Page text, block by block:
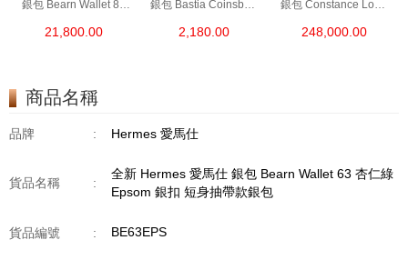
銀包 Bearn Wallet 89
短身抽帶款銀包
21,800.00
銀包 Bastia Coinsbag
零錢包
2,180.00
銀包 Constance Long
Croco 銀扣
248,000.00
商品名稱
品牌 : Hermes 愛馬仕
貨品名稱 :
全新 Hermes 愛馬仕 銀包 Bearn Wallet 63 杏仁綠
Epsom 銀扣 短身抽帶款銀包
貨品編號 : BE63EPS